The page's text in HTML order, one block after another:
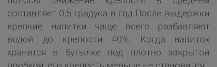
составляет 0,5 градуса в год После выдержки
крепкие напитки чаще всего разбавляют
водой до крепости 40%. Когда напиток
хранится в бутылке под плотно закрытой